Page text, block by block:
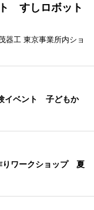
すしロボット
器工 東京事業所内ショ
イベント 子どもか
りワークショップ 夏